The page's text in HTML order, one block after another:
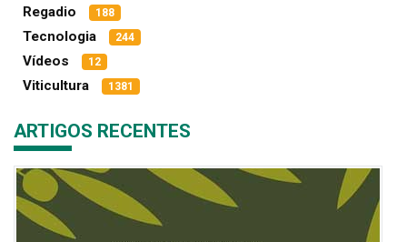
Regadio 188
Tecnologia 244
Vídeos 12
Viticultura 1381
ARTIGOS RECENTES